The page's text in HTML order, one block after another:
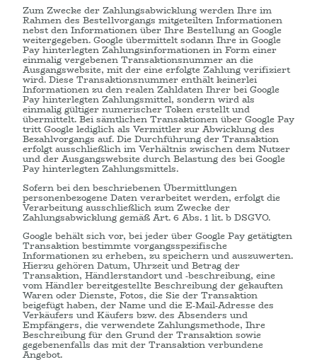
Zum Zwecke der Zahlungsabwicklung werden Ihre im
Rahmen des Bestellvorgangs mitgeteilten Informationen
nebst den Informationen über Ihre Bestellung an Google
weitergegeben. Google übermittelt sodann Ihre in Google
Pay hinterlegten Zahlungsinformationen in Form einer
einmalig vergebenen Transaktionsnummer an die
Ausgangswebsite, mit der eine erfolgte Zahlung verifiziert
wird. Diese Transaktionsnummer enthält keinerlei
Informationen zu den realen Zahldaten Ihrer bei Google
Pay hinterlegten Zahlungsmittel, sondern wird als
einmalig gültiger numerischer Token erstellt und
übermittelt. Bei sämtlichen Transaktionen über Google Pay
tritt Google lediglich als Vermittler zur Abwicklung des
Bezahlvorgangs auf. Die Durchführung der Transaktion
erfolgt ausschließlich im Verhältnis zwischen dem Nutzer
und der Ausgangswebsite durch Belastung des bei Google
Pay hinterlegten Zahlungsmittels.
Sofern bei den beschriebenen Übermittlungen
personenbezogene Daten verarbeitet werden, erfolgt die
Verarbeitung ausschließlich zum Zwecke der
Zahlungsabwicklung gemäß Art. 6 Abs. 1 lit. b DSGVO.
Google behält sich vor, bei jeder über Google Pay getätigten
Transaktion bestimmte vorgangsspezifische
Informationen zu erheben, zu speichern und auszuwerten.
Hierzu gehören Datum, Uhrzeit und Betrag der
Transaktion, Händlerstandort und -beschreibung, eine
vom Händler bereitgestellte Beschreibung der gekauften
Waren oder Dienste, Fotos, die Sie der Transaktion
beigefügt haben, der Name und die E-Mail-Adresse des
Verkäufers und Käufers bzw. des Absenders und
Empfängers, die verwendete Zahlungsmethode, Ihre
Beschreibung für den Grund der Transaktion sowie
gegebenenfalls das mit der Transaktion verbundene
Angebot.